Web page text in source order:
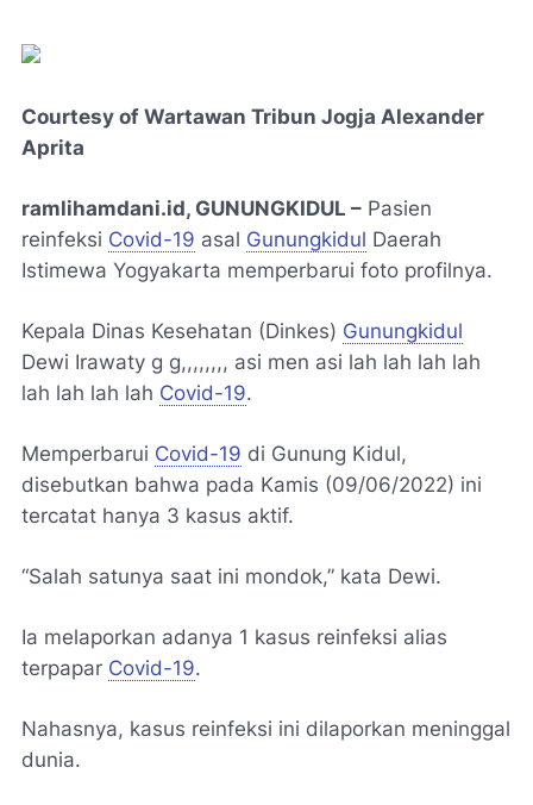
Courtesy of Wartawan Tribun Jogja Alexander
Aprita
ramlihamdani.id, GUNUNGKIDUL – Pasien
reinfeksi Covid-19 asal Gunungkidul Daerah
Istimewa Yogyakarta memperbarui foto profilnya.
Kepala Dinas Kesehatan (Dinkes) Gunungkidul
Dewi Irawaty g g,,,,,,,, asi men asi lah lah lah lah
lah lah lah lah Covid-19.
Memperbarui Covid-19 di Gunung Kidul,
disebutkan bahwa pada Kamis (09/06/2022) ini
tercatat hanya 3 kasus aktif.
“Salah satunya saat ini mondok,” kata Dewi.
Ia melaporkan adanya 1 kasus reinfeksi alias
terpapar Covid-19.
Nahasnya, kasus reinfeksi ini dilaporkan meninggal
dunia.